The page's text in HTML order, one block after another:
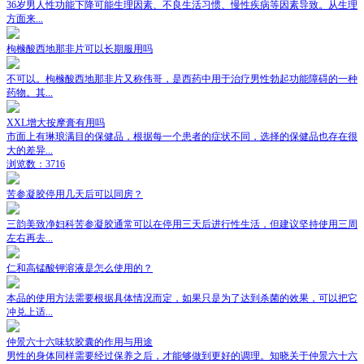
36岁男人性功能下降可能生理因素、不良生活习惯、慢性疾病等因素导致。从生理
方面来...
枸橼酸西地那非片可以长期服用吗
不可以。枸橼酸西地那非片又称伟哥，是西药中用于治疗男性勃起功能障碍的一种
药物。其...
XXL增大按摩膏有用吗
市面上有琳琅满目的保健品，根据每一个患者的症状不同，选择的保健品也存在很
大的差异...
浏览数：3716
苦参凝胶停用几天后可以同房？
三韵美致净妇科苦参凝胶通常可以在停用三天后进行性生活，但建议坚持使用三周
左右再去...
仁和高锰酸钾溶液是怎么使用的？
本品的使用方法需要根据具体情况而定，如果只是为了达到杀菌的效果，可以把它
冲兑上适...
仲景六十六味软胶囊的作用与用途
男性的身体同样需要经过保养之后，才能够做到更好的调理。知晓关于仲景六十六